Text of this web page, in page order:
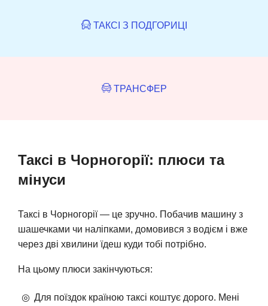
ТАКСІ З ПОДГОРИЦІ
ТРАНСФЕР
Таксі в Чорногорії: плюси та
мінуси
Таксі в Чорногорії — це зручно. Побачив машину з
шашечками чи наліпками, домовився з водієм і вже
через дві хвилини їдеш куди тобі потрібно.
На цьому плюси закінчуються:
Для поїздок країною таксі коштує дорого. Мені